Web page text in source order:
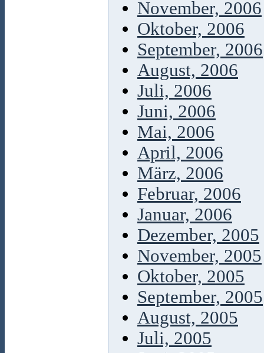
November, 2006
Oktober, 2006
September, 2006
August, 2006
Juli, 2006
Juni, 2006
Mai, 2006
April, 2006
März, 2006
Februar, 2006
Januar, 2006
Dezember, 2005
November, 2005
Oktober, 2005
September, 2005
August, 2005
Juli, 2005